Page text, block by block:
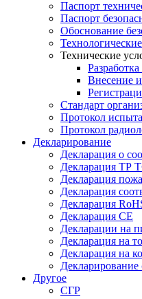
Паспорт
Паспорт
Обоснование
Технические
Внесение
Стандарт
Протокол
Протокол
Декларирование
Декларация о
Декларация ТР
Декларация
Декларация
Декларация
Декларация СЕ
Декларации на
Декларация на
Декларация на
Декларирование
Другое
СГР